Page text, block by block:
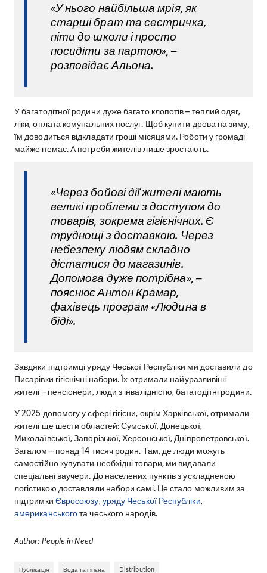
«У нього найбільша мрія, як
старші брат та сестричка,
піти до школи і просто
посидіти за партою», –
розповідає Альона.
У багатодітної родини дуже багато клопотів – теплий одяг,
ліки, оплата комунальних послуг. Щоб купити дрова на зиму,
їм доводиться відкладати гроші місяцями. Роботи у громаді
майже немає. А потреби жителів лише зростають.
«Через бойові дії жителі мають
великі проблеми з доступом до
товарів, зокрема гігієнічних. Є
труднощі з доставкою. Через
небезпеку людям складно
дістатися до магазинів.
Допомога дуже потрібна», –
пояснює Антон Крамар,
фахівець програм «Людина в
біді».
Завдяки підтримці уряду Чеської Республіки ми доставили до
Писарівки гігієнічні набори. Їх отримали найуразливіші
жителі – пенсіонери, люди з інвалідністю, багатодітні родини.
У 2025 допомогу у сфері гігієни, окрім Харківської, отримали
жителі ще шести областей: Сумської, Донецької,
Миколаївської, Запорізької, Херсонської, Дніпропетровської.
Загалом – понад 14 тисяч родин. Там, де люди можуть
самостійно купувати необхідні товари, ми видавали
спеціальні ваучери. До населених пунктів з ускладненою
логістикою доставляли набори самі. Це стало можливим за
підтримки Євросоюзу,уряду Чеської Республіки,
американськогота чеського народів.
Author: People in Need
Публікація Вода та гігієна Distribution